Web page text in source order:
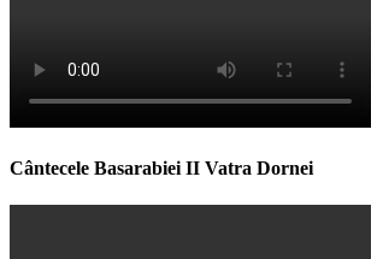
Cântecele Basarabiei II Vatra Dornei